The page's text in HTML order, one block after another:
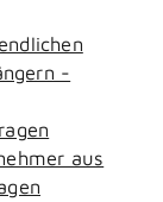
-
aus